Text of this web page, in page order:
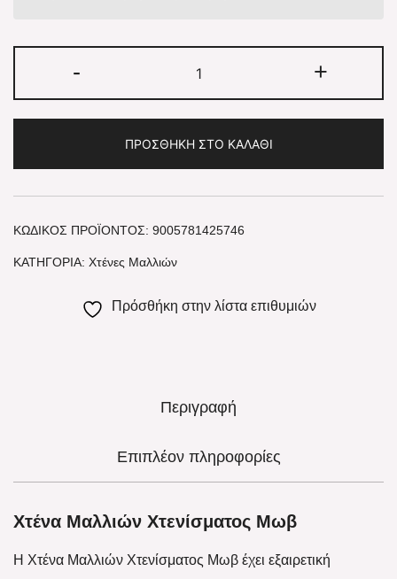
- +
ΠΡΟΣΘΉΚΗ ΣΤΟ ΚΑΛΆΘΙ
ΚΩΔΙΚΌΣ ΠΡΟΪΌΝΤΟΣ: 9005781425746
ΚΑΤΗΓΟΡΊΑ: Χτένες Μαλλιών
Πρόσθήκη στην λίστα επιθυμιών
Περιγραφή
Επιπλέον πληροφορίες
Χτένα Μαλλιών Χτενίσματος Μωβ
Η Χτένα Μαλλιών Χτενίσματος Μωβ έχει εξαιρετική